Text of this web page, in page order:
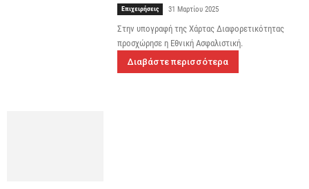
Επιχειρήσεις 31 Μαρτίου 2025
Στην υπογραφή της Χάρτας Διαφορετικότητας
προσχώρησε η Εθνική Ασφαλιστική.
Διαβάστε περισσότερα